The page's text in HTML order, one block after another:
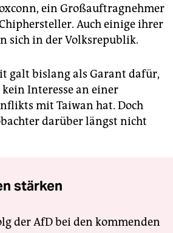
ein Großauftragnehmer
Auch einige ihrer
sich in der Volksrepublik.
galt bislang als Garant dafür,
kein Interesse an einer
mit Taiwan hat. Doch
darüber längst nicht
stärken
der AfD bei den kommenden